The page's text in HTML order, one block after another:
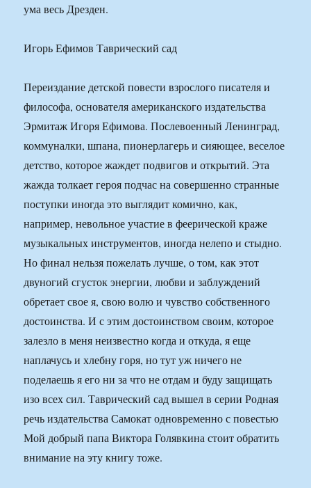
ума весь Дрезден.
Игорь Ефимов Таврический сад
Переиздание детской повести взрослого писателя и
философа, основателя американского издательства
Эрмитаж Игоря Ефимова. Послевоенный Ленинград,
коммуналки, шпана, пионерлагерь и сияющее, веселое
детство, которое жаждет подвигов и открытий. Эта
жажда толкает героя подчас на совершенно странные
поступки иногда это выглядит комично, как,
например, невольное участие в феерической краже
музыкальных инструментов, иногда нелепо и стыдно.
Но финал нельзя пожелать лучше, о том, как этот
двуногий сгусток энергии, любви и заблуждений
обретает свое я, свою волю и чувство собственного
достоинства. И с этим достоинством своим, которое
залезло в меня неизвестно когда и откуда, я еще
наплачусь и хлебну горя, но тут уж ничего не
поделаешь я его ни за что не отдам и буду защищать
изо всех сил. Таврический сад вышел в серии Родная
речь издательства Самокат одновременно с повестью
Мой добрый папа Виктора Голявкина стоит обратить
внимание на эту книгу тоже.